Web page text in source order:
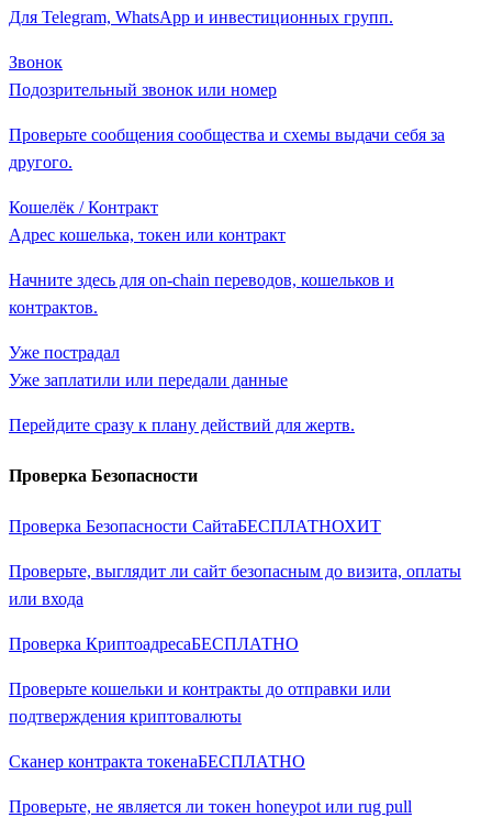
Для Telegram, WhatsApp и инвестиционных групп.
Звонок
Подозрительный звонок или номер
Проверьте сообщения сообщества и схемы выдачи себя за
другого.
Кошелёк / Контракт
Адрес кошелька, токен или контракт
Начните здесь для on-chain переводов, кошельков и
контрактов.
Уже пострадал
Уже заплатили или передали данные
Перейдите сразу к плану действий для жертв.
Проверка Безопасности
Проверка Безопасности СайтаБЕСПЛАТНОХИТ
Проверьте, выглядит ли сайт безопасным до визита, оплаты
или входа
Проверка КриптоадресаБЕСПЛАТНО
Проверьте кошельки и контракты до отправки или
подтверждения криптовалюты
Сканер контракта токенаБЕСПЛАТНО
Проверьте, не является ли токен honeypot или rug pull